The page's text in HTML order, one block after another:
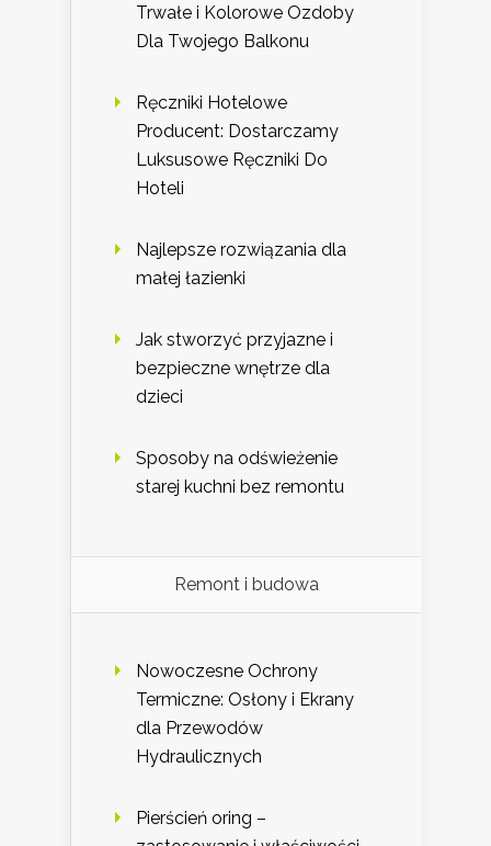
Trwałe i Kolorowe Ozdoby
Dla Twojego Balkonu
Ręczniki Hotelowe
Producent: Dostarczamy
Luksusowe Ręczniki Do
Hoteli
Najlepsze rozwiązania dla
małej łazienki
Jak stworzyć przyjazne i
bezpieczne wnętrze dla
dzieci
Sposoby na odświeżenie
starej kuchni bez remontu
Remont i budowa
Nowoczesne Ochrony
Termiczne: Osłony i Ekrany
dla Przewodów
Hydraulicznych
Pierścień oring –